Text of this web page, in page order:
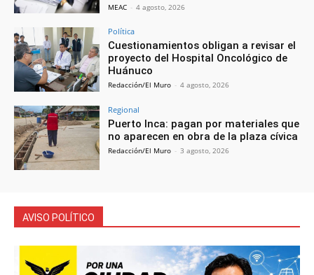
MEAC - 4 agosto, 2026
Política
Cuestionamientos obligan a revisar el
proyecto del Hospital Oncológico de
Huánuco
Redacción/El Muro - 4 agosto, 2026
Regional
Puerto Inca: pagan por materiales que
no aparecen en obra de la plaza cívica
Redacción/El Muro - 3 agosto, 2026
AVISO POLÍTICO